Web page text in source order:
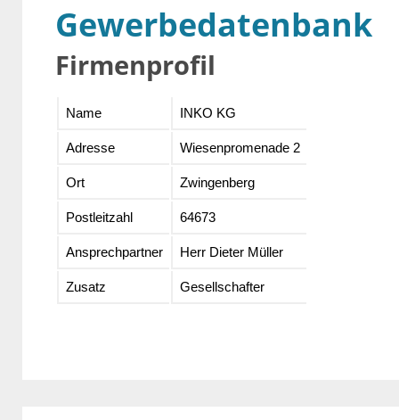
Gewerbedatenbank
Firmenprofil
Name INKO KG
Adresse Wiesenpromenade 2
Ort Zwingenberg
Postleitzahl 64673
Ansprechpartner Herr Dieter Müller
Zusatz Gesellschafter